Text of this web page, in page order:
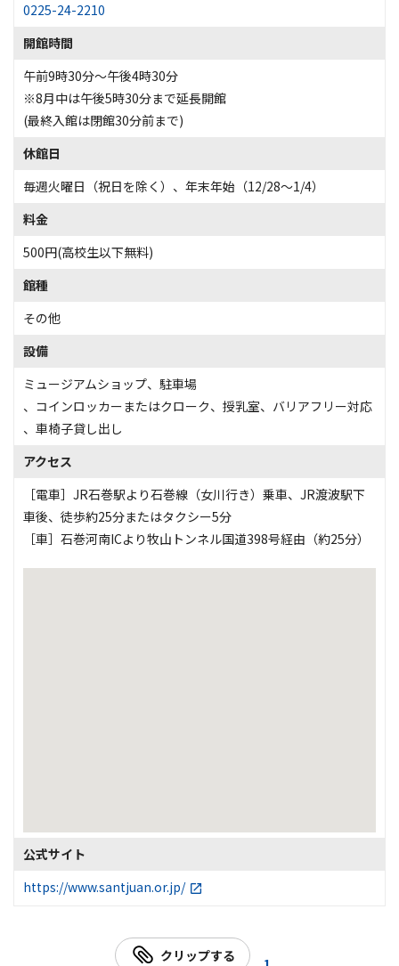
0225-24-2210
開館時間
午前9時30分～午後4時30分
※8月中は午後5時30分まで延長開館
(最終入館は閉館30分前まで)
休館日
毎週火曜日（祝日を除く）、年末年始（12/28～1/4）
料金
500円(高校生以下無料)
館種
その他
設備
ミュージアムショップ、 駐車場
、 コインロッカーまたはクローク、 授乳室、 バリアフリー対応
、 車椅子貸し出し
アクセス
［電車］JR石巻駅より石巻線（女川行き）乗車、JR渡波駅下
車後、徒歩約25分またはタクシー5分
［車］石巻河南ICより牧山トンネル国道398号経由（約25分）
公式サイト
https://www.santjuan.or.jp/
クリップする